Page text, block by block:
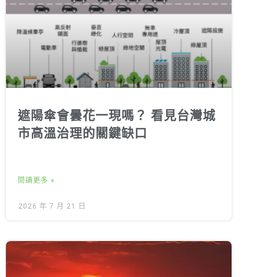
遮陽傘會曇花一現嗎？ 看見台灣城
市高溫治理的關鍵缺口
閱讀更多 »
2026 年 7 月 21 日